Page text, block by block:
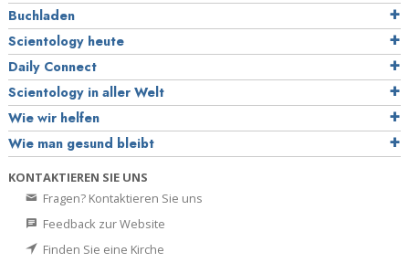
Buchladen
Scientology heute
Daily Connect
Scientology in aller Welt
Wie wir helfen
Wie man gesund bleibt
KONTAKTIEREN SIE UNS
Fragen? Kontaktieren Sie uns
Feedback zur Website
Finden Sie eine Kirche